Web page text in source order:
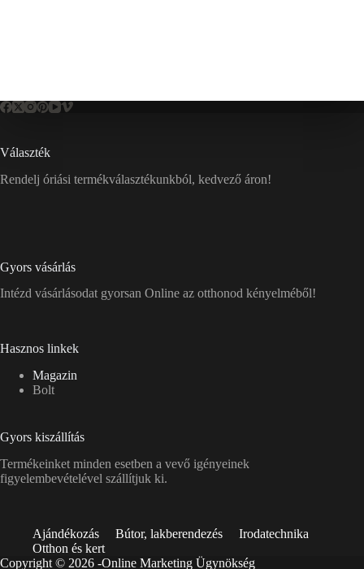
Választék
Rendelj óriási termékválasztékunkból, kedvező áron!
Gyors vásárlás
Intézd vásárlásodat gyorsan Online az otthonod kényelméből!
Hasznos linkek
Magazin
Bolt
Gyors kiszállítás
Termékeinket minden esetben a vevő igényeinek
figyelembevételével szállítjuk ki.
Ajándékozás Bútor, lakberendezés
Irodatechnika
Otthon és kert
Copyright © 2026 -Online Marketing Ügynökség